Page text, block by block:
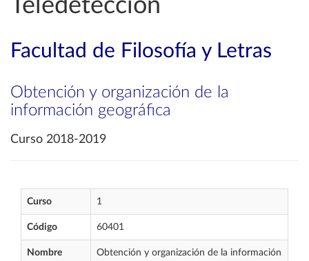
Teledetección
Facultad de Filosofía y Letras
Obtención y organización de la
información geográfica
Curso 2018-2019
Curso 1
Código 60401
Nombre
Obtención y organización de la información